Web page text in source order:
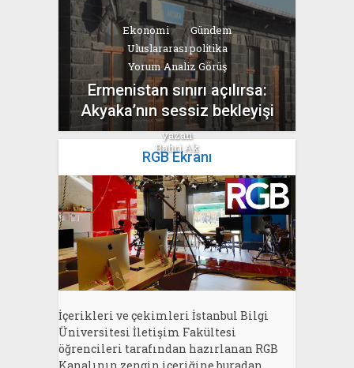
Ekonomi
Gündem
Uluslararası politika
Yorum Analiz Görüş
Ermenistan sınırı açılırsa:
Akyaka’nın sessiz bekleyişi
yazan
Bahri Ak
RGB Ekranı
İçerikleri ve çekimleri İstanbul Bilgi
Üniversitesi İletişim Fakültesi
öğrencileri tarafından hazırlanan RGB